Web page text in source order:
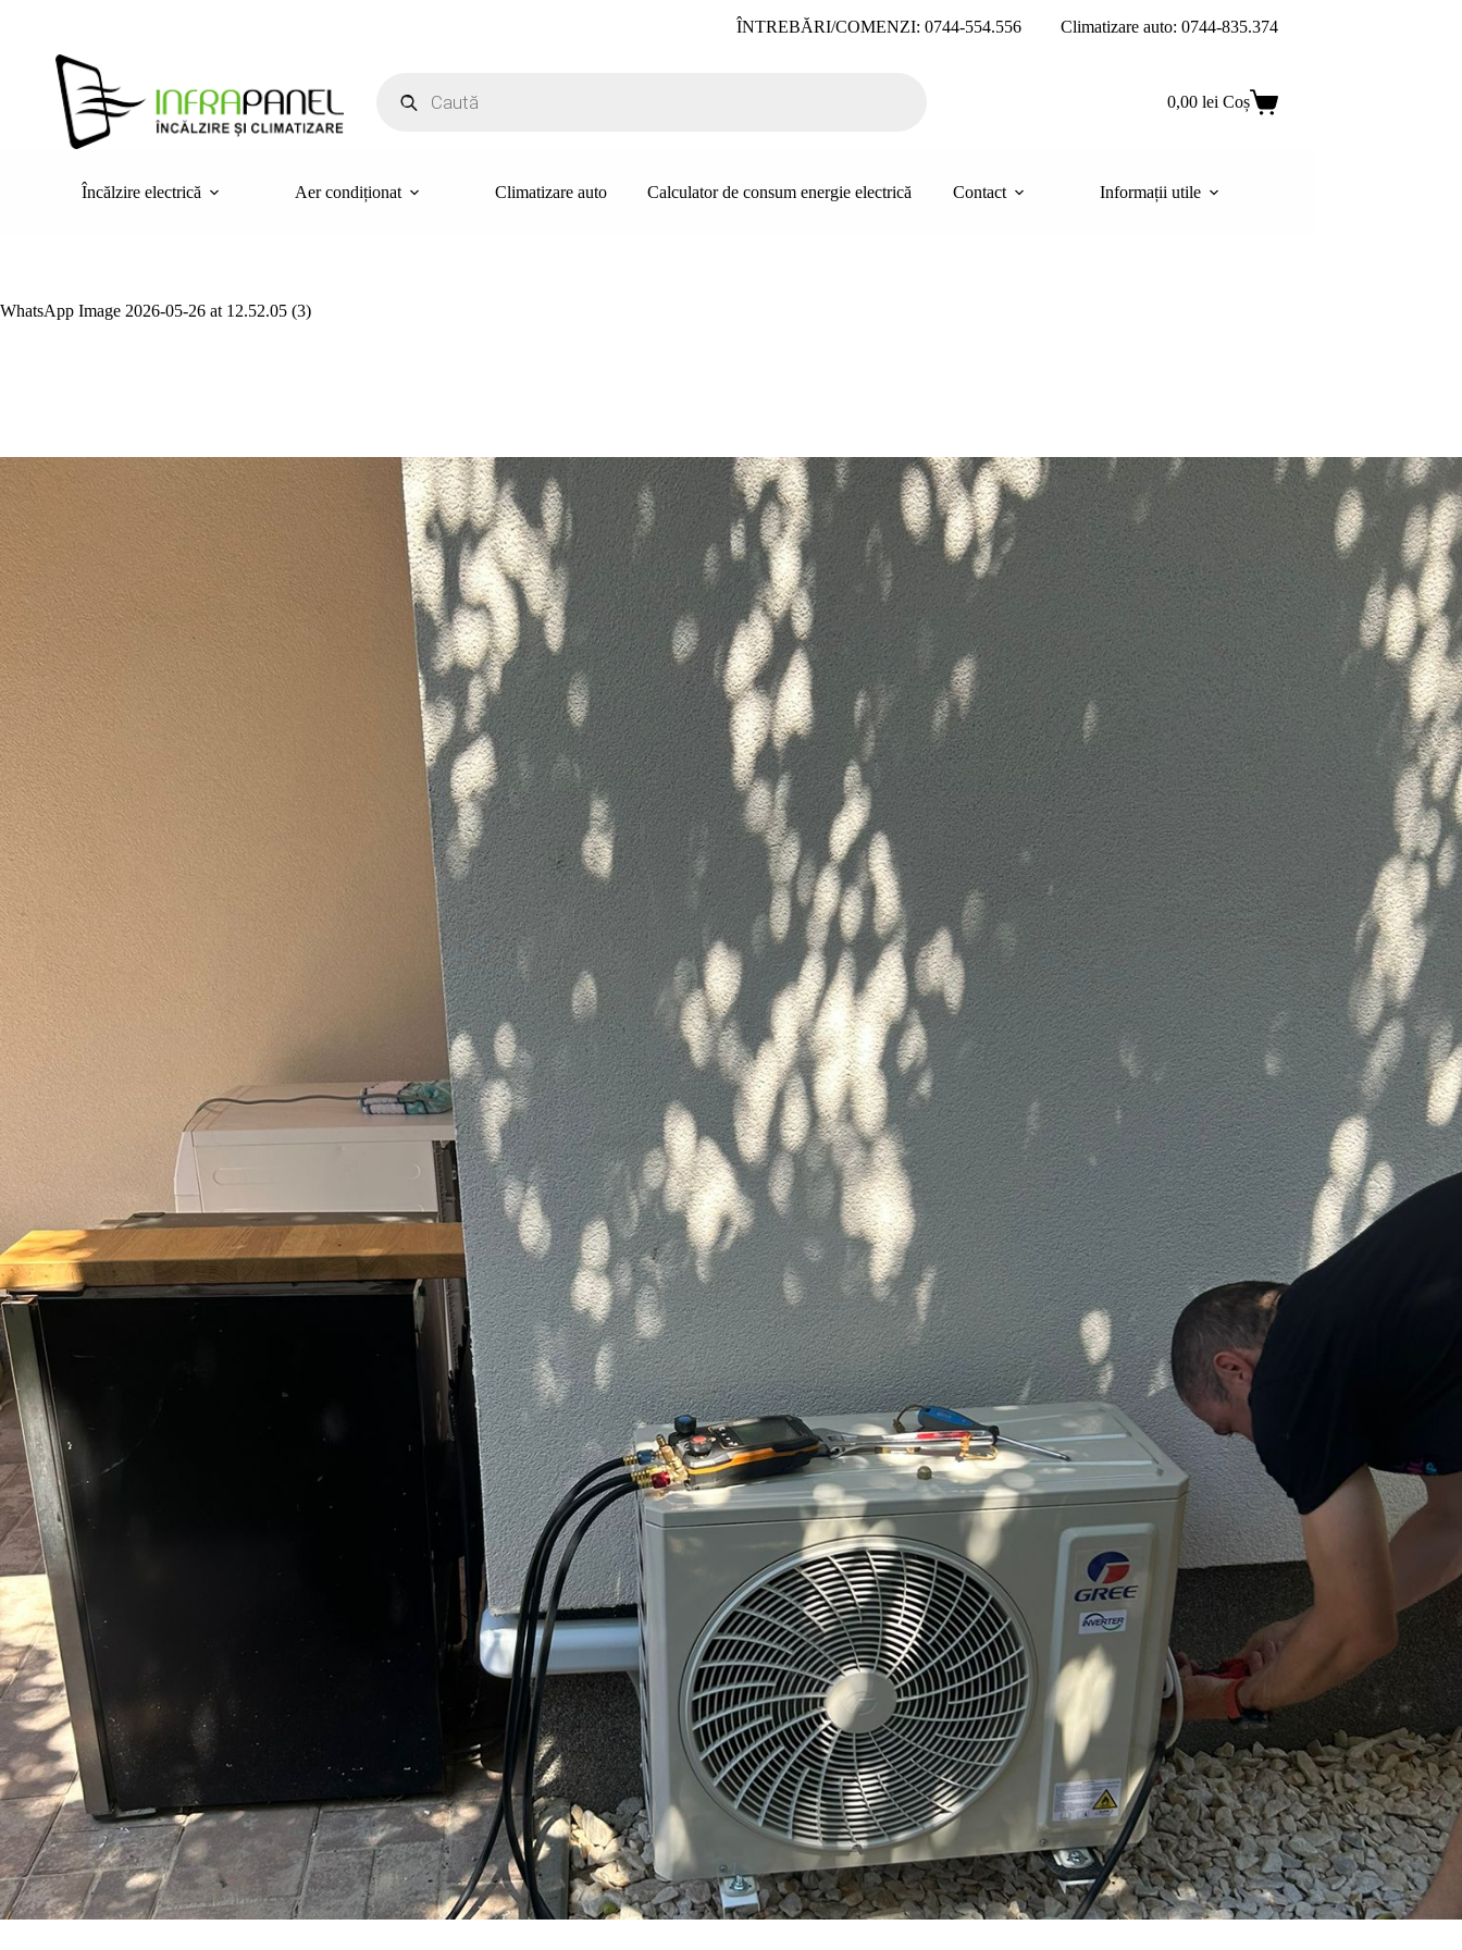
ÎNTREBĂRI/COMENZI: 0744-554.556 Climatizare auto: 0744-835.374
search
0,00 lei Coș
Încălzire electrică Aer condiționat Climatizare auto Calculator de consum energie electrică Contact Informații utile
WhatsApp Image 2026-05-26 at 12.52.05 (3)